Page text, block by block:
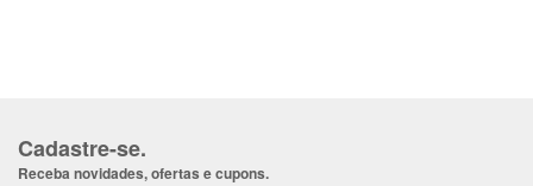
Cadastre-se.
Receba novidades, ofertas e cupons.